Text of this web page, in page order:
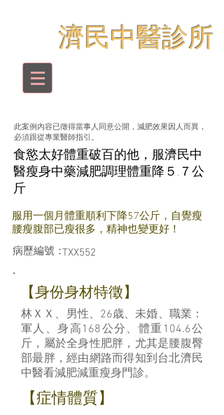
​濟民中醫診所
此案例內容已徵得當事人同意公開，減肥效果因人而異，
必須跟從專業醫師指引。
食慾太好體重破百的他，服濟民中
醫瘦身中藥減肥調理體重降５.７公
斤
服用一個月體重順利下降5.7公斤，自覺瘦
腰瘦腹部已瘦很多，精神也變更好！
病歷編號：TXX552
​【身份身材特徵】
林ＸＸ、男性、26歳、未婚、職業：
軍人、身高168公分、體重104.6公
斤，屬於全身性肥胖，尤其是腰腹臀
部最胖，經由網路而得知到台北濟民
中醫看減肥減重瘦身門診。
【症情體質】